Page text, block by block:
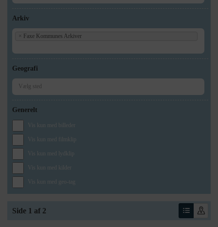
Arkiv
× Faxe Kommunes Arkiver
Geografi
Generelt
Vis kun med billeder
Vis kun med filmklip
Vis kun med lydklip
Vis kun med kilder
Vis kun med geo-tag
Side 1 af 2